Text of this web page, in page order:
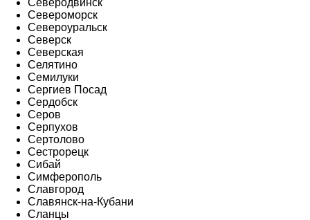
Северодвинск
Североморск
Североуральск
Северск
Северская
Селятино
Семилуки
Сергиев Посад
Сердобск
Серов
Серпухов
Сертолово
Сестрорецк
Сибай
Симферополь
Славгород
Славянск-на-Кубани
Сланцы